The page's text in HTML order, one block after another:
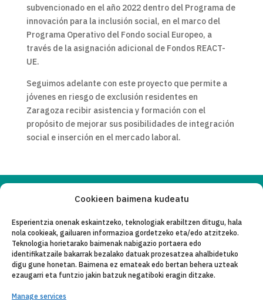
Cookieen baimena kudeatu
Esperientzia onenak eskaintzeko, teknologiak erabiltzen ditugu, hala
nola cookieak, gailuaren informazioa gordetzeko eta/edo atzitzeko.
Teknologia horietarako baimenak nabigazio portaera edo
identifikatzaile bakarrak bezalako datuak prozesatzea ahalbidetuko
digu gune honetan. Baimena ez emateak edo bertan behera uzteak
ezaugarri eta funtzio jakin batzuk negatiboki eragin ditzake.
Manage services
subvencionado en el año 2022 dentro del Programa de
innovación para la inclusión social, en el marco del
Programa Operativo del Fondo social Europeo, a
través de la asignación adicional de Fondos REACT-
UE.
Seguimos adelante con este proyecto que permite a
jóvenes en riesgo de exclusión residentes en
Zaragoza recibir asistencia y formación con el
propósito de mejorar sus posibilidades de integración
social e inserción en el mercado laboral.
Copyleft 2025Itaka-Escolapios
LEGE OHAR
PRIBATASUN-POLITIKA